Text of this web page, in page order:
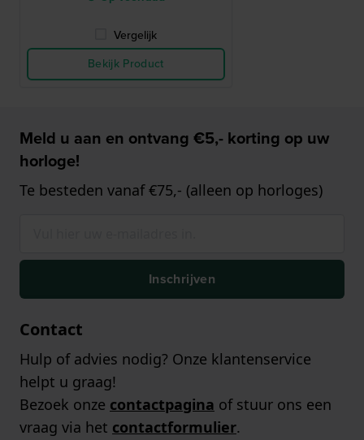
Vergelijk
Bekijk Product
Meld u aan en ontvang €5,- korting op uw
horloge!
Te besteden vanaf €75,- (alleen op horloges)
Inschrijven
Contact
Hulp of advies nodig? Onze klantenservice
helpt u graag!
Bezoek onze contactpagina of stuur ons een
vraag via het contactformulier.